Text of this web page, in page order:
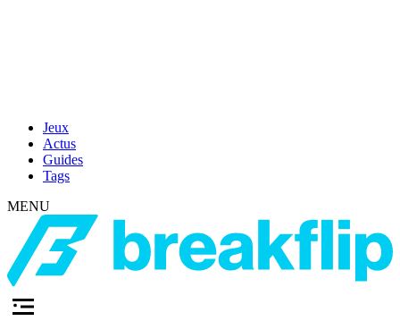
Jeux
Actus
Guides
Tags
MENU